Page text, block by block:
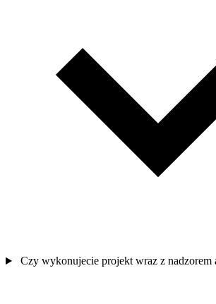
Czy wykonujecie projekt wraz z nadzorem